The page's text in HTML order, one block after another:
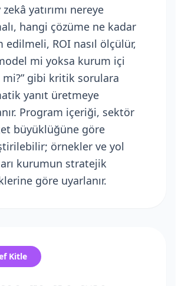
zekâ yatırımı nereye
hangi çözüme ne kadar
edilmeli, ROI nasıl ölçülür,
mi yoksa kurum içi
gibi kritik sorulara
yanıt üretmeye
Program içeriği, sektör
büyüklüğüne göre
örnekler ve yol
kurumun stratejik
göre uyarlanır.
Kitle